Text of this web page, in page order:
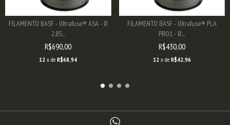
FILAMENTO BASF - Ultrafuse® ASA - Ø
2.85...
R$690,00
12 x deR$68,94
FILAMENTO BASF - Ultrafuse® PLA
PRO1 - Ø...
R$430,00
12 x de R$42,96